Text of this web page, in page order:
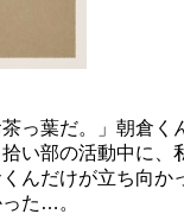
っ葉だ。」朝倉く
い部の活動中に
んだけが立ち向
た…。